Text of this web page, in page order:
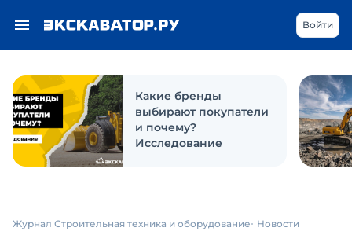
Войти
Какие бренды
выбирают покупатели
и почему?
Исследование
Журнал Строительная техника и оборудование Новости